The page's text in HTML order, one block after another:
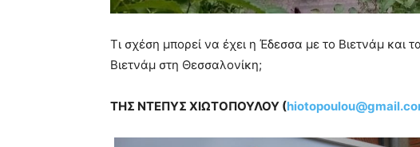
Τι σχέση μπορεί να έχει η Έδεσσα με το Βιετνάμ και
Βιετνάμ στη Θεσσαλονίκη;
ΤΗΣ ΝΤΕΠΥΣ ΧΙΩΤΟΠΟΥΛΟΥ (